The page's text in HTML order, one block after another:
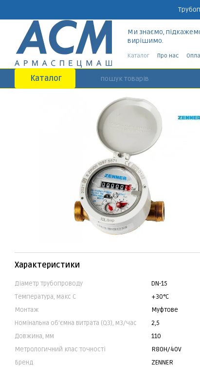
Ми знаємо,
вирішимо.
Каталог
Про нас
Каталог
Характеристики
Діаметр трубопроводу
DN-15
Температура, макс С
+30°C
Монтаж
Муфтове
Номінальна об'ємна витрата (Q3), м3/час
2,5
Довжина, мм
110
Метрологичний клас точності
R80H/40V
Бренд
ZENNER